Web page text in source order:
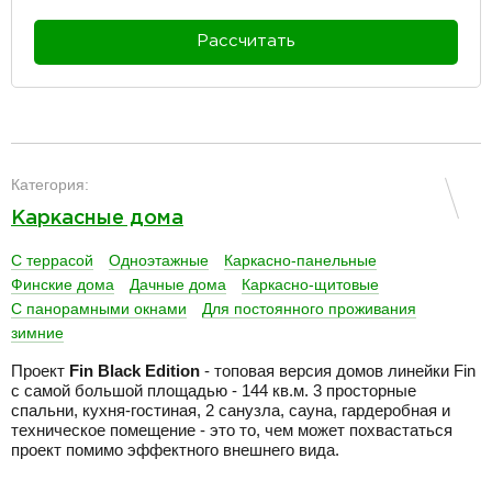
Рассчитать
Категория:
Каркасные дома
С террасой Одноэтажные
Каркасно-панельные
Финские дома
Дачные дома
Каркасно-щитовые
С панорамными окнами
Для постоянного проживания
зимние
Проект Fin Black Edition - топовая версия домов линейки Fin
с самой большой площадью - 144 кв.м. 3 просторные
спальни, кухня-гостиная, 2 санузла, сауна, гардеробная и
техническое помещение - это то, чем может похвастаться
проект помимо эффектного внешнего вида.